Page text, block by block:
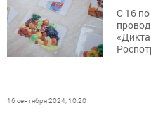
С 16
16 сентября 2024, 10:20